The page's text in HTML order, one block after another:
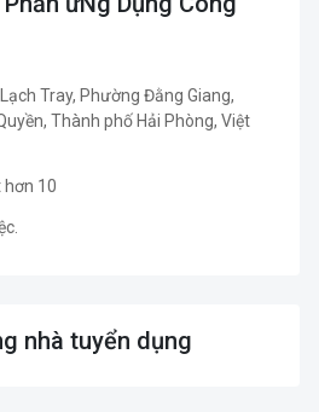
Tray, Phường Đằng Giang,
Thành phố Hải Phòng, Việt
hơn 10
nhà tuyển dụng